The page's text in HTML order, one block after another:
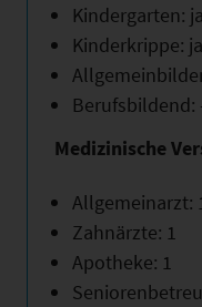
Kindergarten: ja
Kinderkrippe: ja
Berufsbildend:
Medizinische
Allgemeinarzt:
Zahnärzte: 1
Apotheke: 1